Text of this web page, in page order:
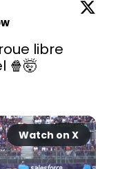
libre
🍿🤯
Watch on X